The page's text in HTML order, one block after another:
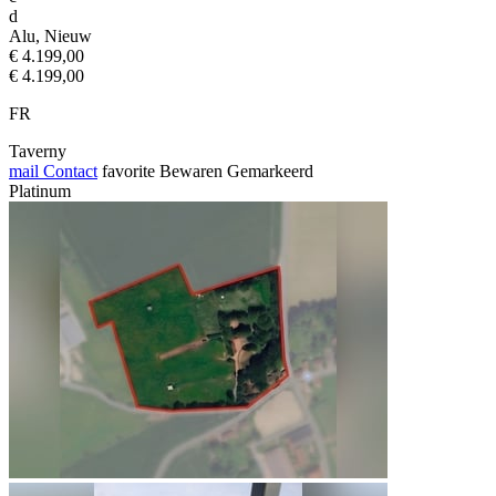
d
Alu, Nieuw
€ 4.199,00
€ 4.199,00
FR
Taverny
mail Contact favorite Bewaren Gemarkeerd
Platinum